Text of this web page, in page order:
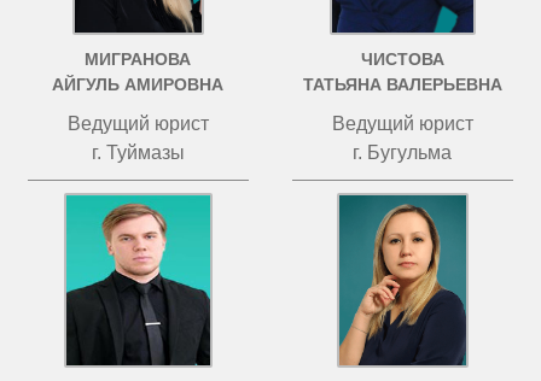
МИГРАНОВА
АЙГУЛЬ АМИРОВНА
Ведущий юрист
г. Туймазы
ЧИСТОВА
ТАТЬЯНА ВАЛЕРЬЕВНА
Ведущий юрист
г. Бугульма